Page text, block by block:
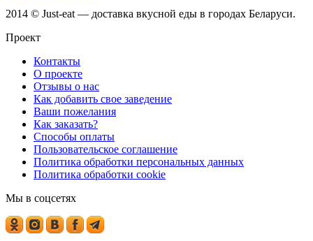
2014 © Just-eat — доставка вкусной еды в городах Беларуси.
Проект
Контакты
О проекте
Отзывы о нас
Как добавить свое заведение
Ваши пожелания
Как заказать?
Способы оплаты
Пользовательское соглашение
Политика обработки персональных данных
Политика обработки cookie
Мы в соцсетях